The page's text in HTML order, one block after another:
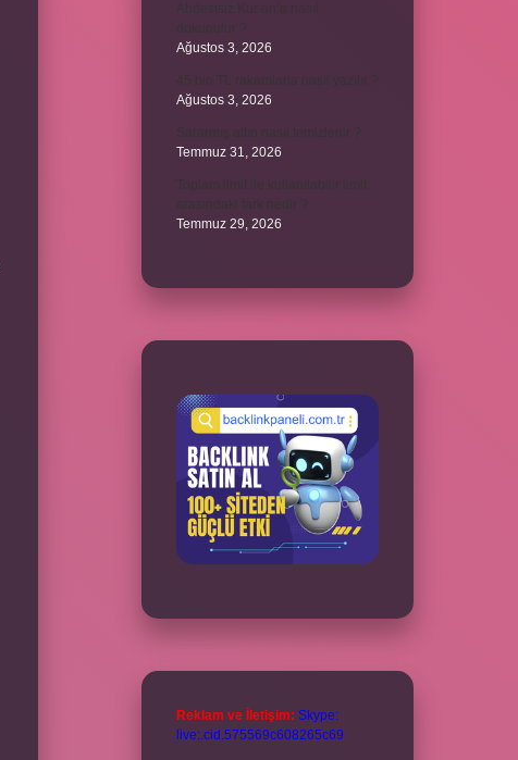
Abdestsiz Kur’an’a nasıl
dokunulur ?
Ağustos 3, 2026
45 bin TL rakamlarla nasıl yazılır ?
Ağustos 3, 2026
Sararmış altın nasıl temizlenir ?
Temmuz 31, 2026
Toplam limit ile kullanılabilir limit
arasındaki fark nedir ?
Temmuz 29, 2026
Reklam ve İletişim: Skype:
live:.cid.575569c608265c69